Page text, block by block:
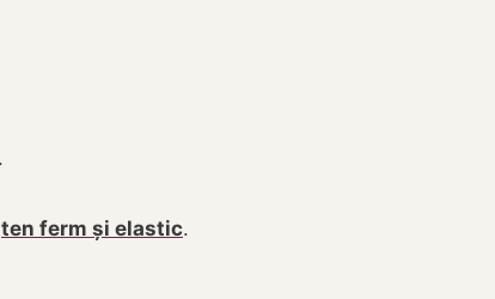
ten ferm și elastic.